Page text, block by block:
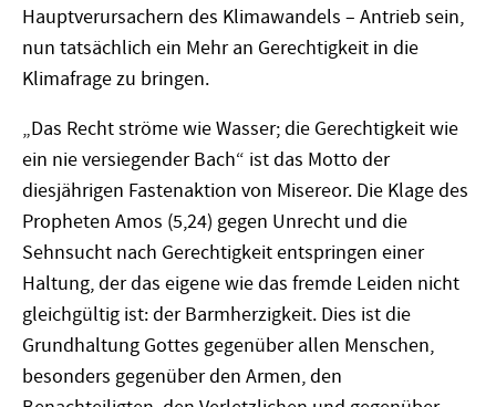
Hauptverursachern des Klimawandels – Antrieb sein,
nun tatsächlich ein Mehr an Gerechtigkeit in die
Klimafrage zu bringen.
„Das Recht ströme wie Wasser; die Gerechtigkeit wie
ein nie versiegender Bach“ ist das Motto der
diesjährigen Fastenaktion von Misereor. Die Klage des
Propheten Amos (5,24) gegen Unrecht und die
Sehnsucht nach Gerechtigkeit entspringen einer
Haltung, der das eigene wie das fremde Leiden nicht
gleichgültig ist: der Barmherzigkeit. Dies ist die
Grundhaltung Gottes gegenüber allen Menschen,
besonders gegenüber den Armen, den